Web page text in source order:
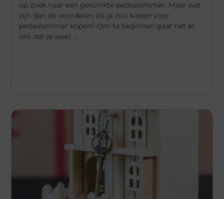
op zoek naar een geschikte pedaalemmer. Maar wat
zijn dan de voordelen als je zou kiezen voor
pedaalemmer kopen? Om te beginnen gaat het er
om dat je weet ...